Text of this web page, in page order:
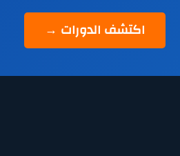
اكتشف الدورات →